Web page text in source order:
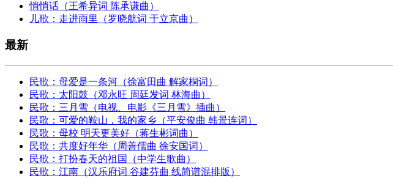
悄悄话（王希异词 陈承谦曲）
儿歌：走进雨里（罗晓航词 于立京曲）
最新
民歌：母爱是一条河（徐富田曲 解家桐词）
民歌：太阳鼓（邓永旺 周廷发词 林海曲）
民歌：三月雪（电视、电影《三月雪》插曲）
民歌：可爱的鞍山，我的家乡（平安俊曲 韩景连词）
民歌：母校 明天更美好（蒋生彬词曲）
民歌：共度好年华（周善儒曲 徐安国词）
民歌：打扮春天的祖国（中学生歌曲）
民歌：江南（汉乐府词 谷建芬曲 线简谱混排版）